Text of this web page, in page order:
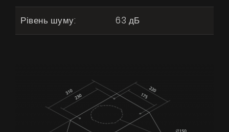
Рівень шуму: 63 дБ